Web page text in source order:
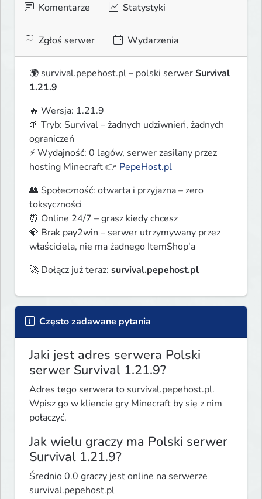
Komentarze Statystyki
Zgłoś serwer Wydarzenia
🌍 survival.pepehost.pl – polski serwer Survival
1.21.9
🔥 Wersja: 1.21.9
🌱 Tryb: Survival – żadnych udziwnień, żadnych
ograniczeń
⚡ Wydajność: 0 lagów, serwer zasilany przez
hosting Minecraft 👉 PepeHost.pl
👥 Społeczność: otwarta i przyjazna – zero
toksyczności
⏰ Online 24/7 – grasz kiedy chcesz
💎 Brak pay2win – serwer utrzymywany przez
właściciela, nie ma żadnego ItemShop'a
🚀 Dołącz już teraz: survival.pepehost.pl
Często zadawane pytania
Jaki jest adres serwera Polski
serwer Survival 1.21.9?
Adres tego serwera to survival.pepehost.pl.
Wpisz go w kliencie gry Minecraft by się z nim
połączyć.
Jak wielu graczy ma Polski serwer
Survival 1.21.9?
Średnio 0.0 graczy jest online na serwerze
survival.pepehost.pl